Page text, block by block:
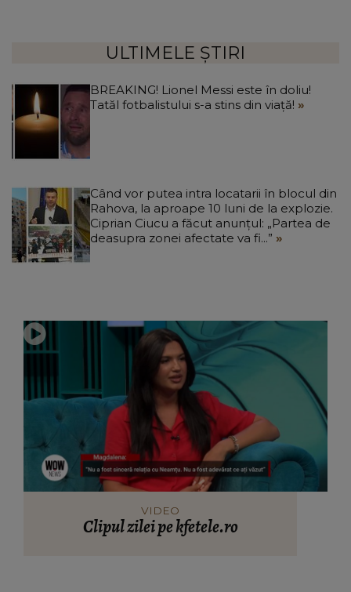
ULTIMELE ȘTIRI
BREAKING! Lionel Messi este în doliu!
Tatăl fotbalistului s-a stins din viață!
Când vor putea intra locatarii în blocul din
Rahova, la aproape 10 luni de la explozie.
Ciprian Ciucu a făcut anunțul: „Partea de
deasupra zonei afectate va fi...”
VIDEO
Clipul zilei pe kfetele.ro